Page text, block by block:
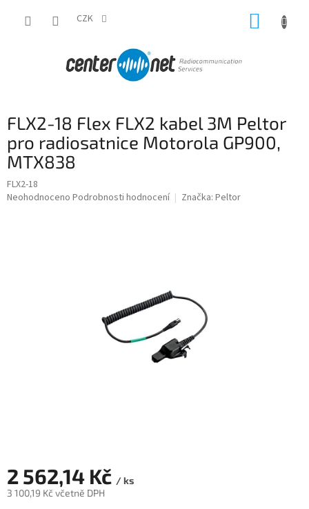
CZK
FLX2-18 Flex FLX2 kabel 3M Peltor
pro radiosatnice Motorola GP900,
MTX838
FLX2-18
Průměrné
Neohodnoceno Podrobnosti hodnocení Značka: Peltor
2 562,14 Kč / ks
3 100,19 Kč včetně DPH